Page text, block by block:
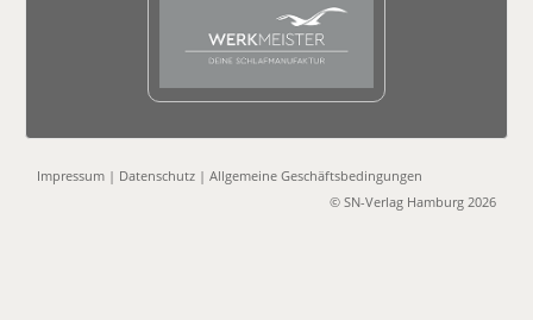
Impressum | Datenschutz |Allgemeine Geschäftsbedingungen
© SN-Verlag Hamburg 2026